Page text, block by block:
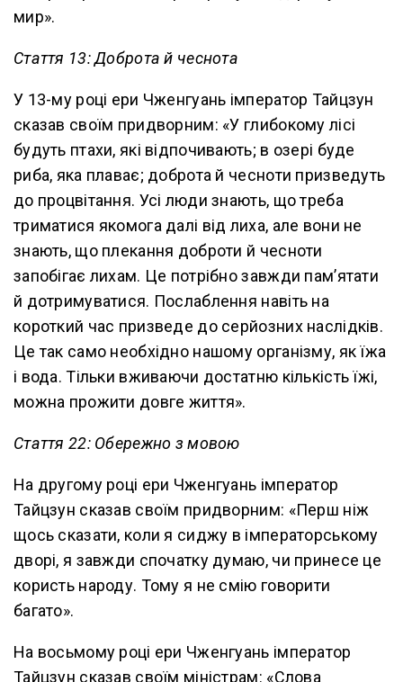
мир».
Стаття 13: Доброта й чеснота
У 13-му році ери Чженгуань імператор Тайцзун
сказав своїм придворним: «У глибокому лісі
будуть птахи, які відпочивають; в озері буде
риба, яка плаває; доброта й чесноти призведуть
до процвітання. Усі люди знають, що треба
триматися якомога далі від лиха, але вони не
знають, що плекання доброти й чесноти
запобігає лихам. Це потрібно завжди пам’ятати
й дотримуватися. Послаблення навіть на
короткий час призведе до серйозних наслідків.
Це так само необхідно нашому організму, як їжа
і вода. Тільки вживаючи достатню кількість їжі,
можна прожити довге життя».
Стаття 22: Обережно з мовою
На другому році ери Чженгуань імператор
Тайцзун сказав своїм придворним: «Перш ніж
щось сказати, коли я сиджу в імператорському
дворі, я завжди спочатку думаю, чи принесе це
користь народу. Тому я не смію говорити
багато».
На восьмому році ери Чженгуань імператор
Тайцзун сказав своїм міністрам: «Слова